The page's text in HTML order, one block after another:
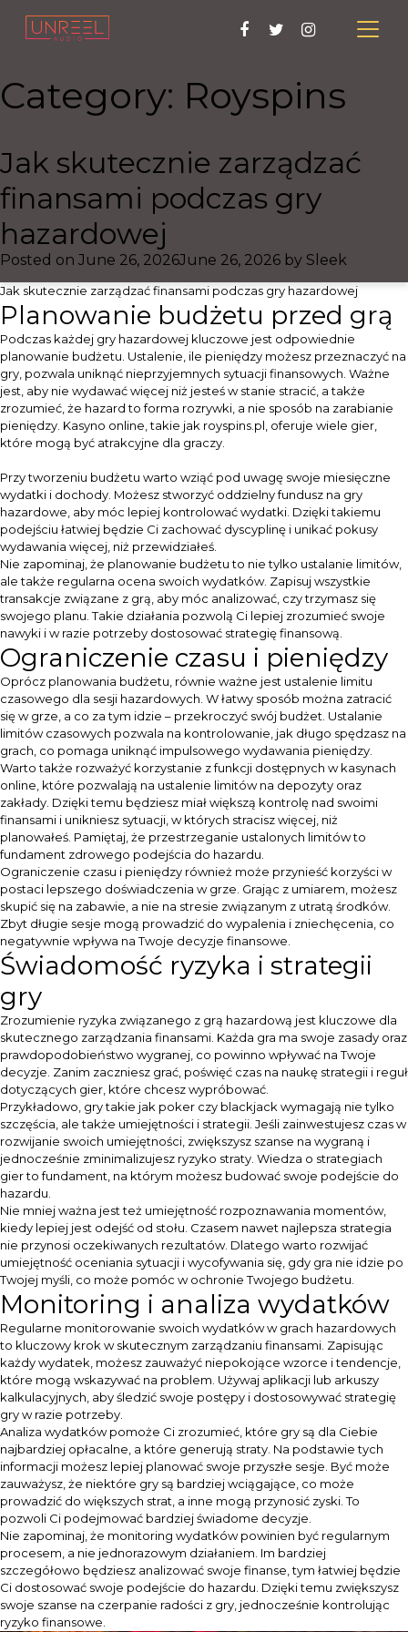
Category: Royspins
Jak skutecznie zarządzać
finansami podczas gry
hazardowej
Posted on June 26, 2026June 26, 2026 by Sleek
Jak skutecznie zarządzać finansami podczas gry hazardowej
Planowanie budżetu przed grą
Podczas każdej gry hazardowej kluczowe jest odpowiednie
planowanie budżetu. Ustalenie, ile pieniędzy możesz przeznaczyć na
gry, pozwala uniknąć nieprzyjemnych sytuacji finansowych. Ważne
jest, aby nie wydawać więcej niż jesteś w stanie stracić, a także
zrozumieć, że hazard to forma rozrywki, a nie sposób na zarabianie
pieniędzy. Kasyno online, takie jak royspins.pl , oferuje wiele gier,
które mogą być atrakcyjne dla graczy.
Przy tworzeniu budżetu warto wziąć pod uwagę swoje miesięczne
wydatki i dochody. Możesz stworzyć oddzielny fundusz na gry
hazardowe, aby móc lepiej kontrolować wydatki. Dzięki takiemu
podejściu łatwiej będzie Ci zachować dyscyplinę i unikać pokusy
wydawania więcej, niż przewidziałeś.
Nie zapominaj, że planowanie budżetu to nie tylko ustalanie limitów,
ale także regularna ocena swoich wydatków. Zapisuj wszystkie
transakcje związane z grą, aby móc analizować, czy trzymasz się
swojego planu. Takie działania pozwolą Ci lepiej zrozumieć swoje
nawyki i w razie potrzeby dostosować strategię finansową.
Ograniczenie czasu i pieniędzy
Oprócz planowania budżetu, równie ważne jest ustalenie limitu
czasowego dla sesji hazardowych. W łatwy sposób można zatracić
się w grze, a co za tym idzie – przekroczyć swój budżet. Ustalanie
limitów czasowych pozwala na kontrolowanie, jak długo spędzasz na
grach, co pomaga uniknąć impulsowego wydawania pieniędzy.
Warto także rozważyć korzystanie z funkcji dostępnych w kasynach
online, które pozwalają na ustalenie limitów na depozyty oraz
zakłady. Dzięki temu będziesz miał większą kontrolę nad swoimi
finansami i unikniesz sytuacji, w których stracisz więcej, niż
planowałeś. Pamiętaj, że przestrzeganie ustalonych limitów to
fundament zdrowego podejścia do hazardu.
Ograniczenie czasu i pieniędzy również może przynieść korzyści w
postaci lepszego doświadczenia w grze. Grając z umiarem, możesz
skupić się na zabawie, a nie na stresie związanym z utratą środków.
Zbyt długie sesje mogą prowadzić do wypalenia i zniechęcenia, co
negatywnie wpływa na Twoje decyzje finansowe.
Świadomość ryzyka i strategii
gry
Zrozumienie ryzyka związanego z grą hazardową jest kluczowe dla
skutecznego zarządzania finansami. Każda gra ma swoje zasady oraz
prawdopodobieństwo wygranej, co powinno wpływać na Twoje
decyzje. Zanim zaczniesz grać, poświęć czas na naukę strategii i reguł
dotyczących gier, które chcesz wypróbować.
Przykładowo, gry takie jak poker czy blackjack wymagają nie tylko
szczęścia, ale także umiejętności i strategii. Jeśli zainwestujesz czas w
rozwijanie swoich umiejętności, zwiększysz szanse na wygraną i
jednocześnie zminimalizujesz ryzyko straty. Wiedza o strategiach
gier to fundament, na którym możesz budować swoje podejście do
hazardu.
Nie mniej ważna jest też umiejętność rozpoznawania momentów,
kiedy lepiej jest odejść od stołu. Czasem nawet najlepsza strategia
nie przynosi oczekiwanych rezultatów. Dlatego warto rozwijać
umiejętność oceniania sytuacji i wycofywania się, gdy gra nie idzie po
Twojej myśli, co może pomóc w ochronie Twojego budżetu.
Monitoring i analiza wydatków
Regularne monitorowanie swoich wydatków w grach hazardowych
to kluczowy krok w skutecznym zarządzaniu finansami. Zapisując
każdy wydatek, możesz zauważyć niepokojące wzorce i tendencje,
które mogą wskazywać na problem. Używaj aplikacji lub arkuszy
kalkulacyjnych, aby śledzić swoje postępy i dostosowywać strategię
gry w razie potrzeby.
Analiza wydatków pomoże Ci zrozumieć, które gry są dla Ciebie
najbardziej opłacalne, a które generują straty. Na podstawie tych
informacji możesz lepiej planować swoje przyszłe sesje. Być może
zauważysz, że niektóre gry są bardziej wciągające, co może
prowadzić do większych strat, a inne mogą przynosić zyski. To
pozwoli Ci podejmować bardziej świadome decyzje.
Nie zapominaj, że monitoring wydatków powinien być regularnym
procesem, a nie jednorazowym działaniem. Im bardziej
szczegółowo będziesz analizować swoje finanse, tym łatwiej będzie
Ci dostosować swoje podejście do hazardu. Dzięki temu zwiększysz
swoje szanse na czerpanie radości z gry, jednocześnie kontrolując
ryzyko finansowe.